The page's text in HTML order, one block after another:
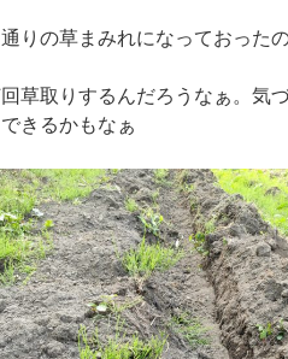
りの草まみれになっておった
草取りするんだろうなぁ。気
きるかもなぁ